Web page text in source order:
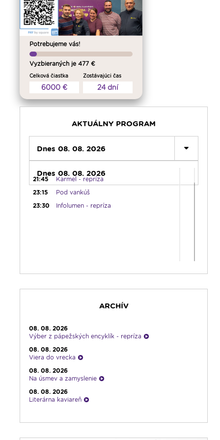
Potrebujeme vás!
Vyzbieraných je 477 €
Celková čiastka
6000 €
Zostávajúci čas
24 dní
AKTUÁLNY PROGRAM
Dnes 08. 08. 2026
Dnes 08. 08. 2026
13:00
Na úsmev a zamyslenie
14:00
Vyznania - repríza
15:00
Korunka Božieho milosrdenstva -
Hodina milosrdenstva
15:15
Literárna kaviareň
15:50
Vatikánsky týždenník (r.)
16:00
Pozdravy z Rádia LUMEN
17:30
Infolumen
Ruženec pre Slovensko
20:00
Vešpery
21:45
Karmel - repríza
23:15
Pod vankúš
23:30
Infolumen - repríza
ARCHÍV
08. 08. 2026
Výber z pápežských encyklík - repríza
08. 08. 2026
Viera do vrecka
08. 08. 2026
Na úsmev a zamyslenie
08. 08. 2026
Literárna kaviareň
Infolumen